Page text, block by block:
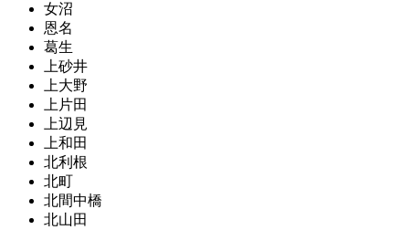
女沼
恩名
葛生
上砂井
上大野
上片田
上辺見
上和田
北利根
北町
北間中橋
北山田